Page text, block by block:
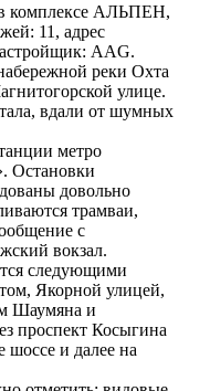
комплексе АЛЬПЕН,
11, адрес
AAG.
реки Охта
улице.
вдали от шумных
метро
Остановки
довольно
трамваи,
с
вокзал.
следующими
Якорной улицей,
Шаумяна и
проспект Косыгина
шоссе и далее на